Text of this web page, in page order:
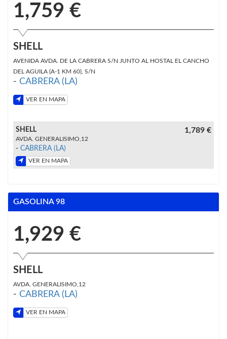
1,759 €
SHELL
AVENIDA AVDA. DE LA CABRERA S/N JUNTO AL HOSTAL EL CANCHO
DEL AGUILA (A-1 KM 60), S/N
- CABRERA (LA)
VER EN MAPA
SHELL
AVDA. GENERALISIMO,12
- CABRERA (LA)
VER EN MAPA
1,789 €
GASOLINA 98
1,929 €
SHELL
AVDA. GENERALISIMO,12
- CABRERA (LA)
VER EN MAPA